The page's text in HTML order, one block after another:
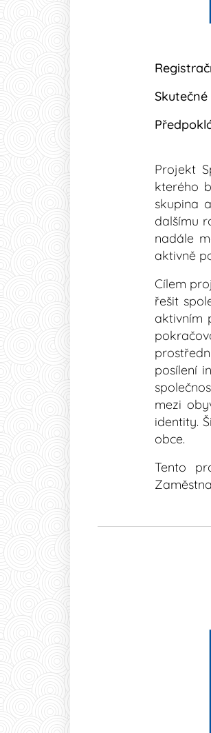
Projekt
kterého
skupina
dalšímu
nadále
aktivně
Cílem
řešit
aktivním
posílení
mezi
identity.
obce.
Tento